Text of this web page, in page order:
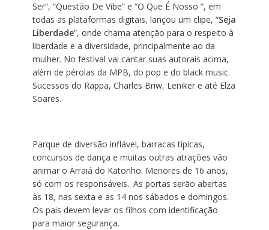
Ser”, “Questão De Vibe” e “O Que É Nosso “, em
todas as plataformas digitais, lançou um clipe, “Seja
Liberdade”, onde chama atenção para o respeito à
liberdade e a diversidade, principalmente ao da
mulher. No festival vai cantar suas autorais acima,
além de pérolas da MPB, do pop e do black music.
Sucessos do Rappa, Charles Briw, Leniker e até Elza
Soares.
Parque de diversão inflável, barracas típicas,
concursos de dança e muitas outras atrações vão
animar o Arraiá do Katonho. Menores de 16 anos,
só com os responsáveis.. As portas serão abertas
às 18, nas sexta e as 14 nos sábados e domingos.
Os pais devem levar os filhos com identificação
para maior segurança.